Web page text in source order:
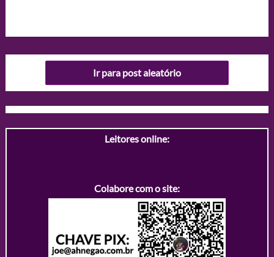
Ir para post aleatório
Leitores online:
Colabore com o site: